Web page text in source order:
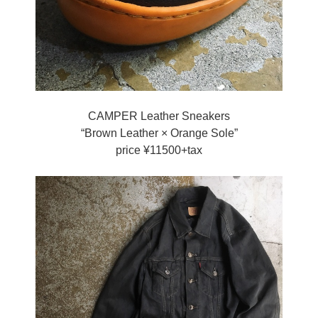
CAMPER Leather Sneakers
“Brown Leather × Orange Sole”
price ¥11500+tax